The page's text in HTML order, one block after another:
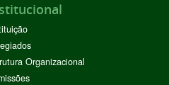
Organizacional